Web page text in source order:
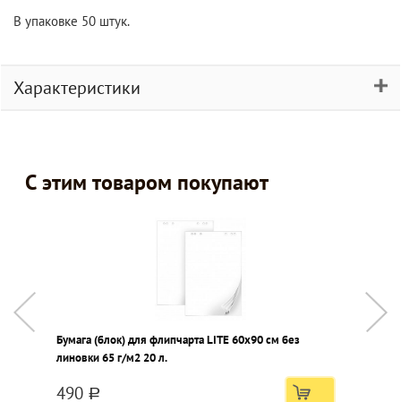
В упаковке 50 штук.
Характеристики
С этим товаром покупают
Бумага (блок) для флипчарта LITE 60х90 см без
линовки 65 г/м2 20 л.
490 a